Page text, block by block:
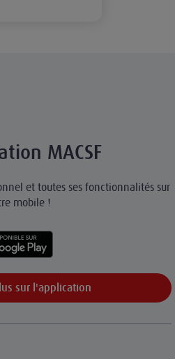
MACSF
et toutes ses fonctionnalités sur
mobile !
sur l'application